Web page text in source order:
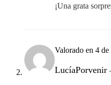
¡Una grata
Valorado en 4 de
LucíaPorvenir